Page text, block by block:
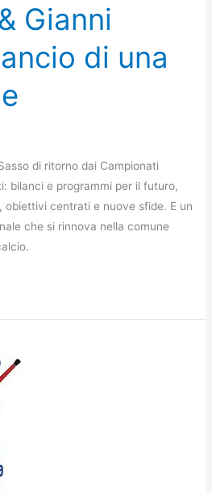
Gianni
di una
di ritorno dai Campionati
bilanci e programmi per il futuro,
centrati e nuove sfide. E un
che si rinnova nella comune